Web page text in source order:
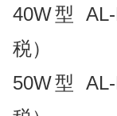
40W型
税）
50W型